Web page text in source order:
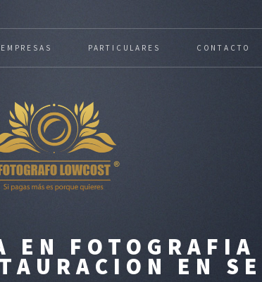
EN FOTOGRAFIA
EN
EMPRESAS PARTICULARES CONTACTO